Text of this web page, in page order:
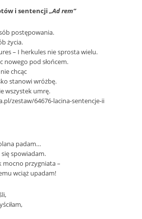
i sentencji „Ad rem”
postępowania.
życia.
– I herkules nie sprosta wielu.
nowego pod słońcem.
chcąc
stanowi wróżbę.
wszystek umrę.
zestaw/64676-lacina-sentencje-ii
padam…
się spowiadam.
mocno przygniata –
wciąż upadam!